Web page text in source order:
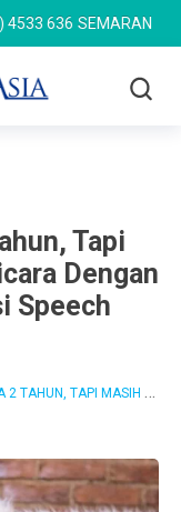
SEMARANG: (024)
Tapi
Dengan
Speech
DENGAN JELAS, WASPADAI KONDISI SPEECH DELAY